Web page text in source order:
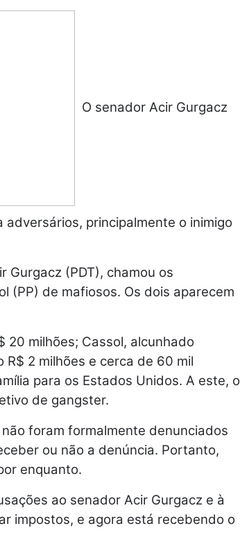
O senador Acir Gurgacz
principalmente o inimigo
Gurgacz (PDT), chamou os
(PP) de mafiosos. Os dois aparecem
20 milhões; Cassol, alcunhado
2 milhões e cerca de 60 mil
para os Estados Unidos. A este, o
de gangster.
foram formalmente denunciados
ou não a denúncia. Portanto,
enquanto.
ao senador Acir Gurgacz e à
impostos, e agora está recebendo o